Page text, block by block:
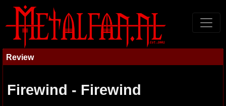
Review
Firewind - Firewind